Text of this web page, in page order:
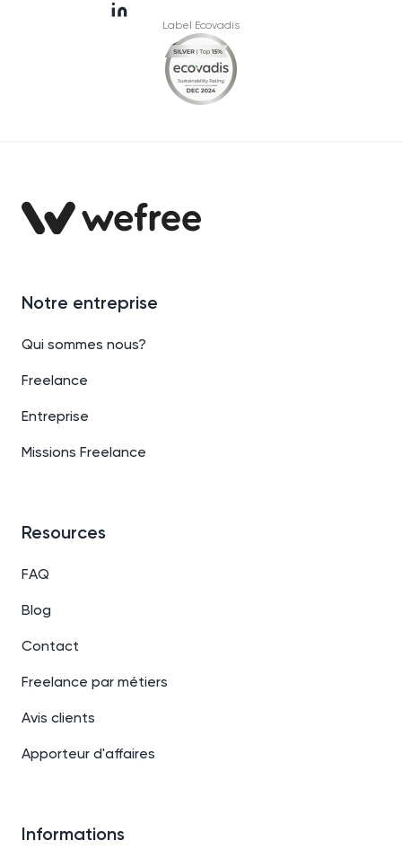
Label Ecovadis
Notre entreprise
Qui sommes nous?
Freelance
Entreprise
Missions Freelance
Resources
FAQ
Blog
Contact
Freelance par métiers
Avis clients
Apporteur d'affaires
Informations